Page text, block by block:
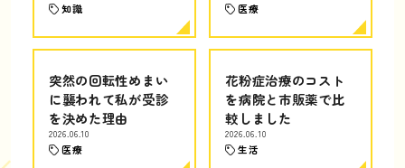
知識 医療
突然の回転性めまい
に襲われて私が受診
を決めた理由
2026.06.10
医療
花粉症治療のコスト
を病院と市販薬で比
較しました
2026.06.10
生活